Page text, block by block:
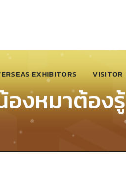
EXHIBITORS VISITOR
งหมาต้องรู้